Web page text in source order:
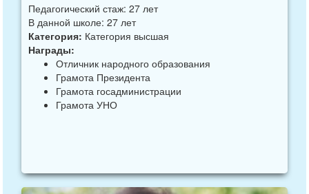
Педагогический стаж: 27 лет
В данной школе: 27 лет
Категория: Категория высшая
Награды:
Отличник народного образования
Грамота Президента
Грамота госадминистрации
Грамота УНО